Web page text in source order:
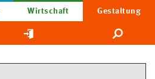
Wirtschaft Gestaltung